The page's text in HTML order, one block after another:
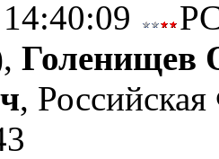
Голенищев
,